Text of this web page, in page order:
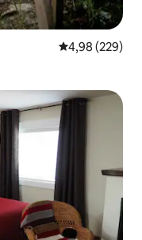
4,98 (229)